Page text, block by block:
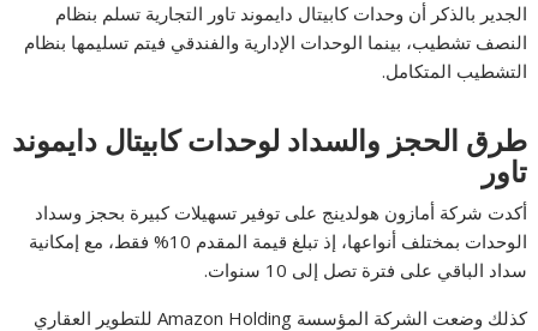
الجدير بالذكر أن وحدات كابيتال دايموند تاور التجارية تسلم بنظام
النصف تشطيب، بينما الوحدات الإدارية والفندقي فيتم تسليمها بنظام
التشطيب المتكامل.
طرق الحجز والسداد لوحدات كابيتال دايموند
تاور
أكدت شركة أمازون هولدينج على توفير تسهيلات كبيرة بحجز وسداد
الوحدات بمختلف أنواعها، إذ تبلغ قيمة المقدم 10% فقط، مع إمكانية
سداد الباقي على فترة تصل إلى 10 سنوات.
كذلك وضعت الشركة المؤسسة Amazon Holding للتطوير العقاري